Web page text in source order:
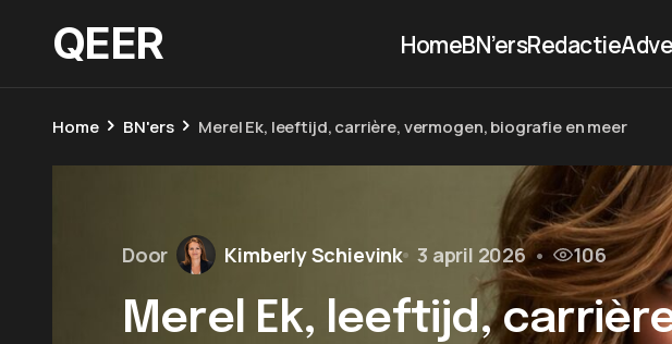
QEER HomeBN’ersRedactie
Home BN'ers Merel Ek, leeftijd, carrière, vermogen, biografie en meer
Door Kimberly Schievink 3 april 2026 • 106
Merel Ek, leeftijd,